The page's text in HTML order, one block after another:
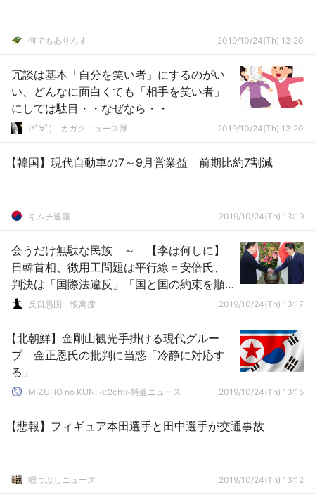
何でもありんす 2019/10/24(Th) 13:20
冗談は基本「自分を笑い者」にするのがい
い、どんなに面白くても「相手を笑い者」
にしては駄目・・なぜなら・・
(*ﾟ∀ﾟ)ゞカガクニュース隊 2019/10/24(Th) 13:20
【韓国】現代自動車の7～9月営業益 前期比約7割減
キムチ速報 2019/10/24(Th) 13:19
会うだけ無駄な民族 ～ 【李は何しに】
日韓首相、徴用工問題は平行線＝安倍氏、
判決は「国際法違反」「国と国の約束を順
守すること」
反日愚国 恨寓瘻 2019/10/24(Th) 13:17
【北朝鮮】金剛山観光手掛ける現代グルー
プ 金正恩氏の批判に当惑「冷静に対応す
る」
MIZUHO no KUNI ≪2ch≫特亜ニュース 2019/10/24(Th) 13:15
【悲報】フィギュア本田選手と田中選手が交通事故
暇つぶしニュース 2019/10/24(Th) 13:12